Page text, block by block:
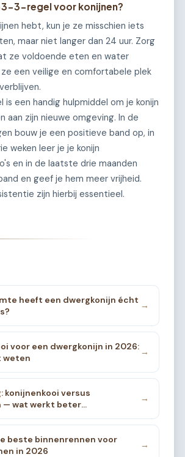
3-regel voor konijnen?
hebt, kun je ze misschien iets
maar niet langer dan 24 uur. Zorg
ze voldoende eten en water
een veilige en comfortabele plek
een handig hulpmiddel om je konijn
aan zijn nieuwe omgeving. In de
bouw je een positieve band op, in
weken leer je je konijn
en in de laatste drie maanden
en geef je hem meer vrijheid.
zijn hierbij essentieel.
heeft een dwergkonijn écht
→
voor een dwergkonijn in 2026:
weten
→
konijnenkooi versus
— wat werkt beter
→
beste binnenrennen voor
in 2026
→